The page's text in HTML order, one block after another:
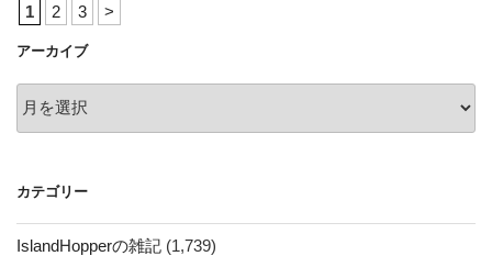
1 2 3 >
アーカイブ
ー
ブ
カテゴリー
IslandHopperの雑記 (1,739)